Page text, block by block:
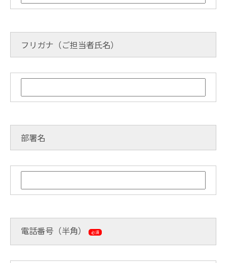
フリガナ（ご担当者氏名）
部署名
電話番号（半角） 必須